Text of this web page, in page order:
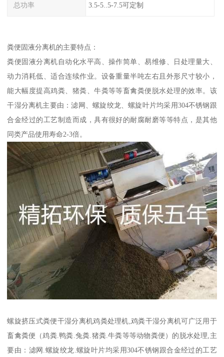
总功率 3.5-5..5-7.5可定制
粪便固液分离机的主要特点：
粪便固液分离机自动化水平高、操作简单、易维修、日处理量大、
动力消耗低、适合连续作业。设备重量半吨左右且外形尺寸较小，
能大幅度提高鸡粪、猪粪、牛粪等等畜禽粪便脱水处理的效率。该
干湿分离机主要由：滤网、螺旋绞龙、螺旋叶片均采用304不锈钢跟
合金经过的工艺制造而成，具有很好的耐腐耐磨等等特点，是其他
同类产品使用寿命2-3倍。
螺旋挤压式粪便干湿分离机鸡粪处理机,鸡粪干湿分离机可广泛用于
畜禽粪便（鸡粪.鸭粪.兔粪.猪粪.牛粪等等动物粪便）的脱水处理,主
要由：滤网.螺旋绞龙.螺旋叶片均采用304不锈钢跟合金经过的工艺